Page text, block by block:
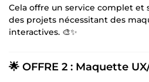
Cela offre un service complet et
des projets nécessitant des
interactives. 🎨✨
🌟 OFFRE 2 : Maquette